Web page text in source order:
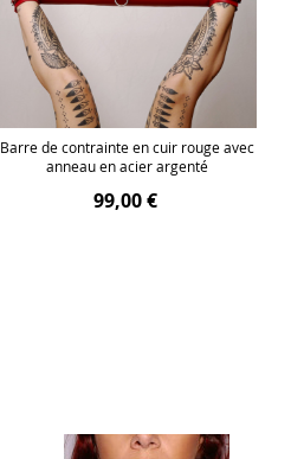
Barre de contrainte en cuir rouge avec
anneau en acier argenté
99,00 €